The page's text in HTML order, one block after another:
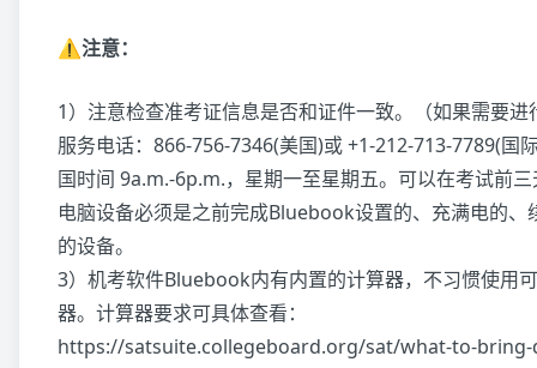
⚠️注意：
1）注意检查准考证信息是否和证件一致。（如果需要进
服务电话：866-756-7346(美国)或 +1-212-713-7789(国
国时间 9a.m.-6p.m.，星期一至星期五。可以在考试前
电脑设备必须是之前完成Bluebook设置的、充满电的、
的设备。
3）机考软件Bluebook内有内置的计算器，不习惯使用
器。计算器要求可具体查看：
https://satsuite.collegeboard.org/sat/what-to-